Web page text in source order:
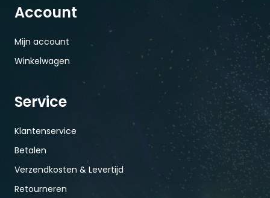
Account
Mijn account
Winkelwagen
Service
Klantenservice
Betalen
Verzendkosten & Levertijd
Retourneren